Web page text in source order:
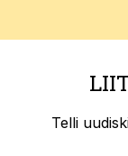
Telli